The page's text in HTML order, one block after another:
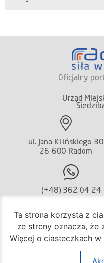
Oficjalny
Urząd
ul. Jana Kilińskiego 30
26-600 Radom
(+48) 362 04 24
Biuro
godz.
Ta strona korzysta z
ze strony oznacza, że
Więcej o ciasteczkach w